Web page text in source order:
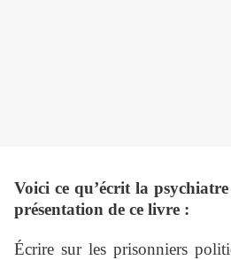
Voici ce qu’écrit la
présentation de ce livre :
Écrire sur les prisonniers